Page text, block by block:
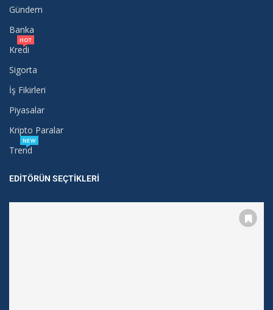
Gündem
Banka
Kredi
HOT
Sigorta
İş Fikirleri
Piyasalar
Kripto Paralar
Trend
NEW
EDITÖRÜN SEÇTIKLERI